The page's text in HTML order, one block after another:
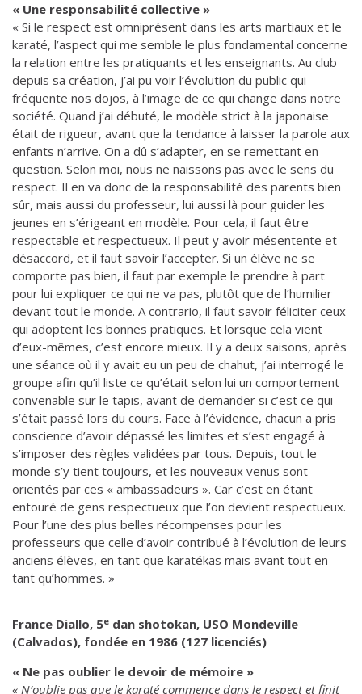
« Une responsabilité collective »
« Si le respect est omniprésent dans les arts martiaux et le
karaté, l’aspect qui me semble le plus fondamental concerne
la relation entre les pratiquants et les enseignants. Au club
depuis sa création, j’ai pu voir l’évolution du public qui
fréquente nos dojos, à l’image de ce qui change dans notre
société. Quand j’ai débuté, le modèle strict à la japonaise
était de rigueur, avant que la tendance à laisser la parole aux
enfants n’arrive. On a dû s’adapter, en se remettant en
question. Selon moi, nous ne naissons pas avec le sens du
respect. Il en va donc de la responsabilité des parents bien
sûr, mais aussi du professeur, lui aussi là pour guider les
jeunes en s’érigeant en modèle. Pour cela, il faut être
respectable et respectueux. Il peut y avoir mésentente et
désaccord, et il faut savoir l’accepter. Si un élève ne se
comporte pas bien, il faut par exemple le prendre à part
pour lui expliquer ce qui ne va pas, plutôt que de l’humilier
devant tout le monde. A contrario, il faut savoir féliciter ceux
qui adoptent les bonnes pratiques. Et lorsque cela vient
d’eux-mêmes, c’est encore mieux. Il y a deux saisons, après
une séance où il y avait eu un peu de chahut, j’ai interrogé le
groupe afin qu’il liste ce qu’était selon lui un comportement
convenable sur le tapis, avant de demander si c’est ce qui
s’était passé lors du cours. Face à l’évidence, chacun a pris
conscience d’avoir dépassé les limites et s’est engagé à
s’imposer des règles validées par tous. Depuis, tout le
monde s’y tient toujours, et les nouveaux venus sont
orientés par ces « ambassadeurs ». Car c’est en étant
entouré de gens respectueux que l’on devient respectueux.
Pour l’une des plus belles récompenses pour les
professeurs que celle d’avoir contribué à l’évolution de leurs
anciens élèves, en tant que karatékas mais avant tout en
tant qu’hommes. »
France Diallo, 5e dan shotokan, USO Mondeville
(Calvados), fondée en 1986 (127 licenciés)
« Ne pas oublier le devoir de mémoire »
« N’oublie pas que le karaté commence dans le respect et finit